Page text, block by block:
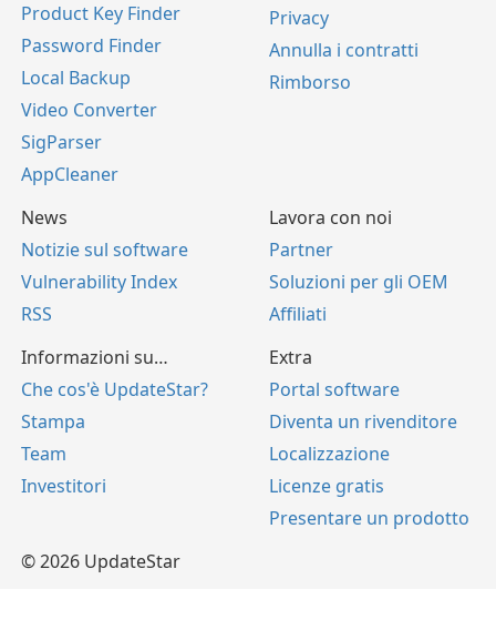
Product Key Finder
Password Finder
Local Backup
Video Converter
SigParser
AppCleaner
Privacy
Annulla i contratti
Rimborso
News
Notizie sul software
Vulnerability Index
RSS
Lavora con noi
Partner
Soluzioni per gli OEM
Affiliati
Informazioni su…
Che cos'è UpdateStar?
Stampa
Team
Investitori
Extra
Portal software
Diventa un rivenditore
Localizzazione
Licenze gratis
Presentare un prodotto
© 2026 UpdateStar